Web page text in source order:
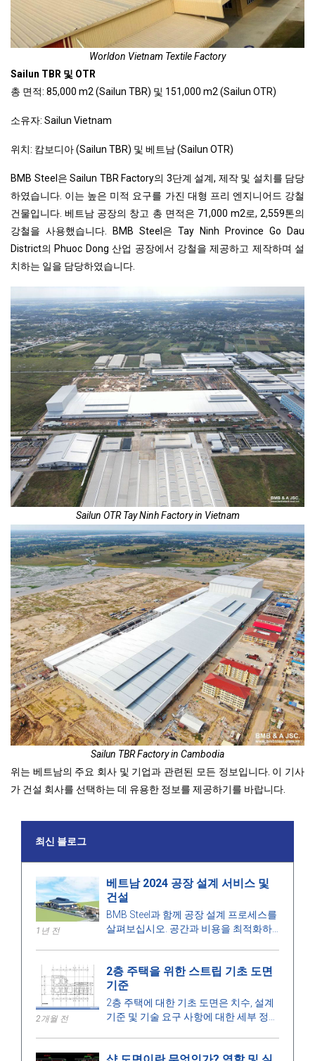
Worldon Vietnam Textile Factory
Sailun TBR 및 OTR
총 면적: 85,000 m2 (Sailun TBR) 및 151,000 m2 (Sailun OTR)
소유자: Sailun Vietnam
위치: 캄보디아 (Sailun TBR) 및 베트남 (Sailun OTR)
BMB Steel은 Sailun TBR Factory의 3단계 설계, 제작 및 설치를 담당
하였습니다. 이는 높은 미적 요구를 가진 대형 프리 엔지니어드 강철
건물입니다. 베트남 공장의 창고 총 면적은 71,000 m2로, 2,559톤의
강철을 사용했습니다. BMB Steel은 Tay Ninh Province Go Dau
District의 Phuoc Dong 산업 공장에서 강철을 제공하고 제작하며 설
치하는 일을 담당하였습니다.
Sailun OTR Tay Ninh Factory in Vietnam
Sailun TBR Factory in Cambodia
위는 베트남의 주요 회사 및 기업과 관련된 모든 정보입니다. 이 기사
가 건설 회사를 선택하는 데 유용한 정보를 제공하기를 바랍니다.
최신 블로그
1년 전
베트남 2024 공장 설계 서비스 및
건설
BMB Steel과 함께 공장 설계 프로세스를
살펴보십시오. 공간과 비용을 최적화하
오.
2개월 전
2층 주택을 위한 스트립 기초 도면
기준
2층 주택에 대한 기초 도면은 치수, 설계
기준 및 기술 요구 사항에 대한 세부 정보